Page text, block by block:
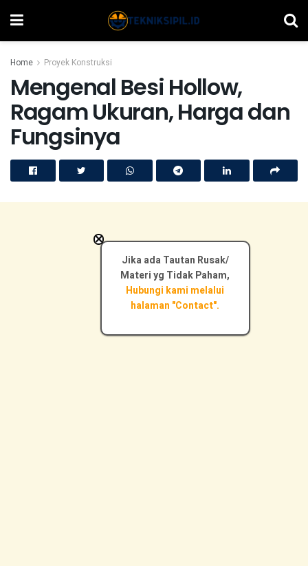
Home Proyek Konstruksi
Mengenal Besi Hollow,
Ragam Ukuran, Harga dan
Fungsinya
Jika ada Tautan Rusak/
Materi yg Tidak Paham,
Hubungi kami melalui
halaman "Contact".
×